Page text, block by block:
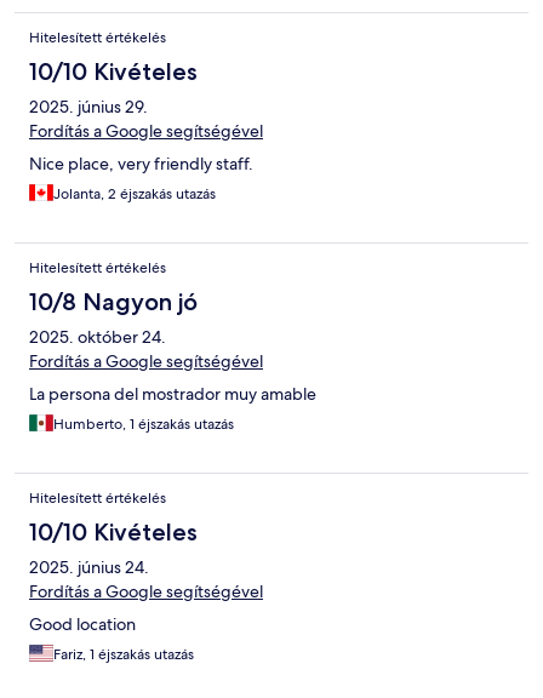
Hitelesített értékelés
10/10 Kivételes
2025. június 29.
Fordítás a Google segítségével
Nice place, very friendly staff.
Jolanta, 2 éjszakás utazás
Hitelesített értékelés
10/8 Nagyon jó
2025. október 24.
Fordítás a Google segítségével
La persona del mostrador muy amable
Humberto, 1 éjszakás utazás
Hitelesített értékelés
10/10 Kivételes
2025. június 24.
Fordítás a Google segítségével
Good location
Fariz, 1 éjszakás utazás